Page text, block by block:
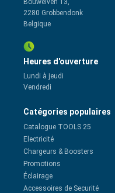
2280 Grobbendonk
Belgique
Heures d'ouverture
Lundi à jeudi
Vendredi
Catégories populaires
Catalogue TOOLS 25
Electricité
Chargeurs & Boosters
Promotions
Éclairage
Accessoires de Securité